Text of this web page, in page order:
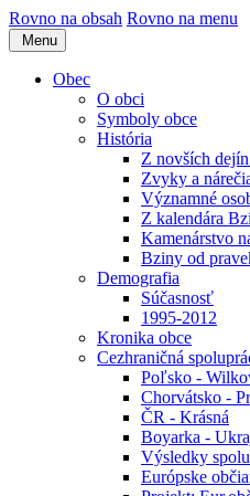
Rovno na obsah Rovno na menu
Menu
Obec
O obci
Symboly obce
História
Z novších
Zvyky a
Významné
Z kalendára
Kamenárstvo
Bziny od
Demografia
Súčasnosť
1995-2012
Kronika obce
Cezhraničná
Poľsko -
Chorvátsko -
ČR - Krásná
Boyarka -
Výsledky
Európske